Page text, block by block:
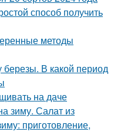
способ получить
методы
березы. В какой период
на даче
зиму. Салат из
приготовление,